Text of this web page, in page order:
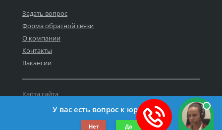
Задать вопрос
Форма обратной связи
О компании
Контакты
Вакансии
©2019-2022 Все права защищены.
Карта сайта
Политика персональных данных
У вас есть вопрос к юристу?
Нет Да